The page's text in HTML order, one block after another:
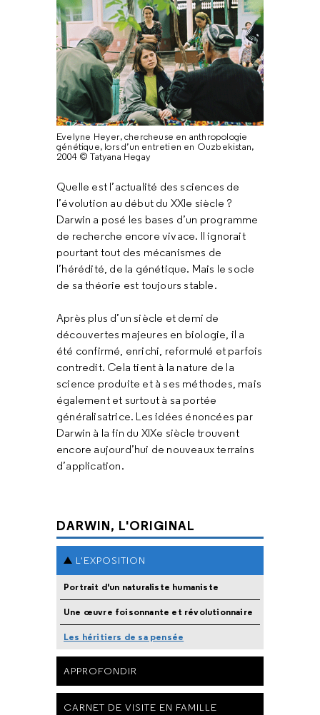
Evelyne Heyer, chercheuse en anthropologie
génétique, lors d’un entretien en Ouzbekistan,
2004 © Tatyana Hegay
Quelle est l’actualité des sciences de
l’évolution au début du XXIe siècle ?
Darwin a posé les bases d’un programme
de recherche encore vivace. Il ignorait
pourtant tout des mécanismes de
l’hérédité, de la génétique. Mais le socle
de sa théorie est toujours stable.
Après plus d’un siècle et demi de
découvertes majeures en biologie, il a
été confirmé, enrichi, reformulé et parfois
contredit. Cela tient à la nature de la
science produite et à ses méthodes, mais
également et surtout à sa portée
généralisatrice. Les idées énoncées par
Darwin à la fin du XIXe siècle trouvent
encore aujourd’hui de nouveaux terrains
d’application.
DARWIN, L'ORIGINAL
L'EXPOSITION
Portrait d'un naturaliste humaniste
Une œuvre foisonnante et révolutionnaire
Les héritiers de sa pensée
APPROFONDIR
CARNET DE VISITE EN FAMILLE